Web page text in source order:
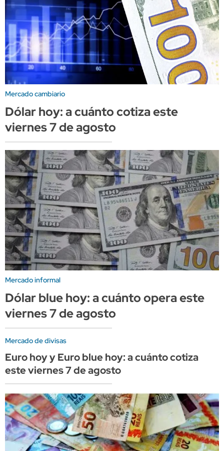
Mercado cambiario
Dólar hoy: a cuánto cotiza este
viernes 7 de agosto
Mercado informal
Dólar blue hoy: a cuánto opera este
viernes 7 de agosto
Mercado de divisas
Euro hoy y Euro blue hoy: a cuánto cotiza
este viernes 7 de agosto